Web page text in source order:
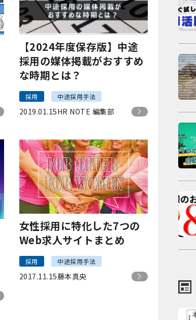
【2024年度保存版】中途
採用の媒体掲載がおすすめ
な時期とは？
採用 中途採用手法
2019.01.15HR NOTE 編集部
女性採用に特化した7つの
Web求人サイトまとめ
採用 中途採用手法
2017.11.15藤本真央